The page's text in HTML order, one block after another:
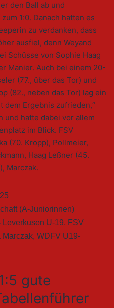
den Ball ab und
1:0. Danach hatten es
zu verdanken, dass
ausfiel, denn Weyand
Schüsse von Sophie Haag
Manier. Auch bei einem 20-
(77., über das Tor) und
(82., neben das Tor) lag ein
dem Ergebnis zufrieden,“
und hatte dabei vor allem
im Blick. FSV
(70. Kropp), Pollmeier,
Haag Leßner (45.
Marczak.
(A-Juniorinnen)
Leverkusen U-19, FSV
Marczak, WDFV U19-
gute